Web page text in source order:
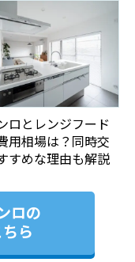
ロとレンジフード
用相場は？同時交
すめな理由も解説
ロの
ら